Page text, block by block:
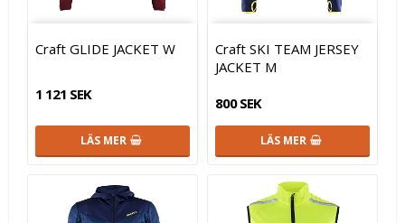
Craft GLIDE JACKET W
1 121 SEK
LÄS MER
Craft SKI TEAM JERSEY
JACKET M
800 SEK
LÄS MER